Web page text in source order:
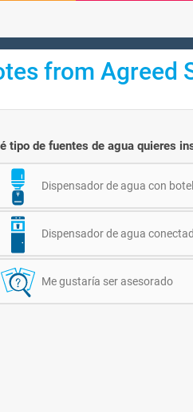
from Agreed
tipo de fuentes de agua quieres
Dispensador de agua con
Dispensador de agua
Me gustaría ser asesorado